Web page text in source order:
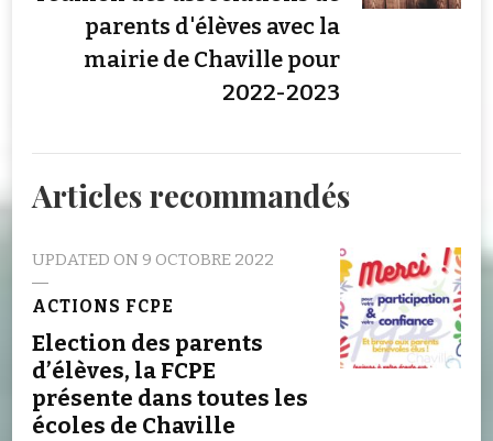
parents d'élèves avec la
mairie de Chaville pour
2022-2023
Articles recommandés
UPDATED ON 9 OCTOBRE 2022
ACTIONS FCPE
Election des parents
d’élèves, la FCPE
présente dans toutes les
écoles de Chaville